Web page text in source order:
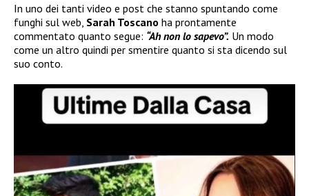
In uno dei tanti video e post che stanno spuntando come
funghi sul web, Sarah Toscano ha prontamente
commentato quanto segue: “Ah non lo sapevo”. Un modo
come un altro quindi per smentire quanto si sta dicendo sul
suo conto.